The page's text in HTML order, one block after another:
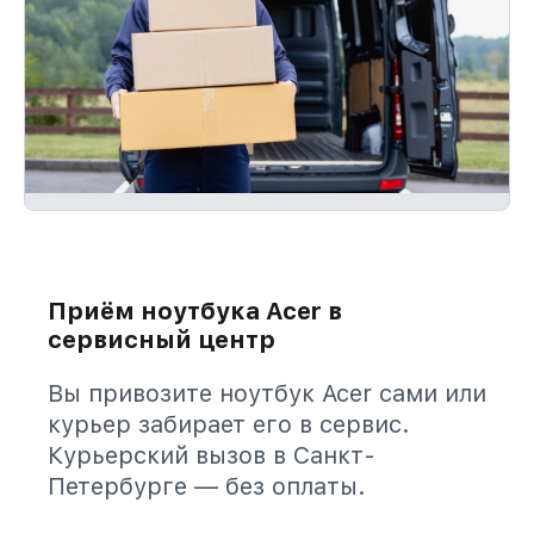
Приём ноутбука Acer в
сервисный центр
Вы привозите ноутбук Acer сами или
курьер забирает его в сервис.
Курьерский вызов в Санкт-
Петербурге — без оплаты.